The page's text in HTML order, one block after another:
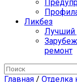
Ликбез
Лучший
ремонт
Главная / Отделка